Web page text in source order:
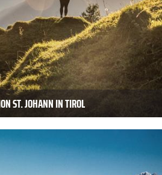
ST. JOHANN IN TIROL